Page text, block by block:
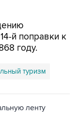
й поправки к
году.
туризм
ленту